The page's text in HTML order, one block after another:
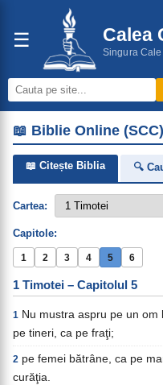
☰ Calea
Singura Cale
📖 Biblie Online (SCC)
📖 Citește Biblia 🔍
Cartea:
Capitole:
1 2 3 4 5 6
1 Timotei – Capitolul 5
1 Nu mustra aspru pe un
pe tineri, ca pe fraţi;
2 pe femei bătrâne, ca pe
curăţia.